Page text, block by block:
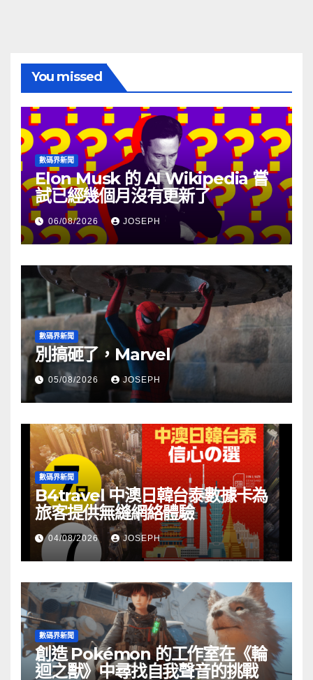
You missed
數碼界新聞
Elon Musk 的 AI Wikipedia 嘗
試已經幾個月沒有更新了
06/08/2026 JOSEPH
數碼界新聞
別搞砸了，Marvel
05/08/2026 JOSEPH
數碼界新聞
B4travel 中澳日韓台泰數據卡為
旅客提供無縫網絡體驗
04/08/2026 JOSEPH
數碼界新聞
創造 Pokémon 的工作室在《輪
迴之獸》中尋找自我聲音的挑戰